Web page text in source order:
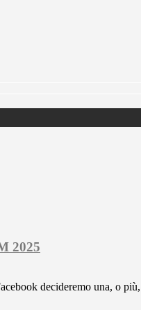
2025
decideremo una, o